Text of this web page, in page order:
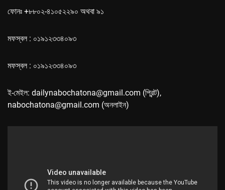
ফোনঃ +৮৮০২-৪১০৫২২৯০ অথবা ৯১
মফস্বল : ০১৯১২৩৩৪০৯৩
মফস্বল : ০১৯১২৩৩৪০৯৩
ই-মেইল: dailynabochatona@gmail.com (প্রিন্ট),
nabochatona@gmail.com (অনলাইন)